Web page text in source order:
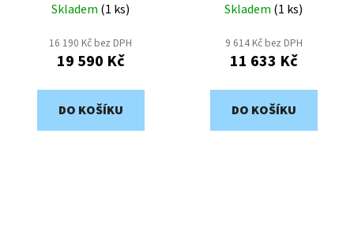
Skladem (1 ks)
16 190 Kč bez DPH
19 590 Kč
DO KOŠÍKU
Skladem (1 ks)
9 614 Kč bez DPH
11 633 Kč
DO KOŠÍKU